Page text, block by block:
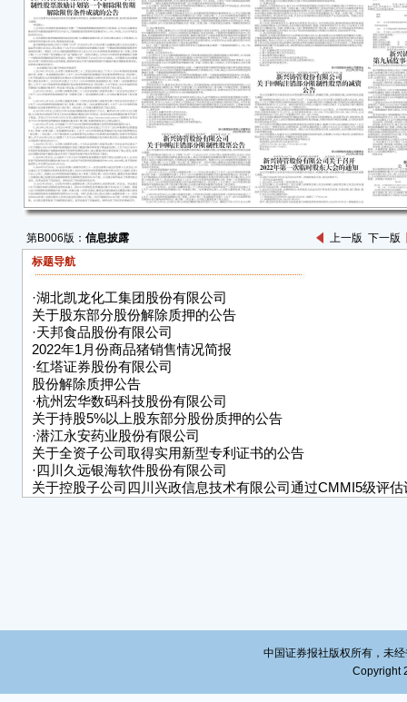
第B006版： 信息披露 上一版 下一版
标题导航
·湖北凯龙化工集团股份有限公司
关于股东部分股份解除质押的公告
·天邦食品股份有限公司
2022年1月份商品猪销售情况简报
·红塔证券股份有限公司
股份解除质押公告
·杭州宏华数码科技股份有限公司
关于持股5%以上股东部分股份质押的公告
·潜江永安药业股份有限公司
关于全资子公司取得实用新型专利证书的公告
· 四川久远银海软件股份有限公司
关于控股子公司四川兴政信息技术有限公司通过CMMI5级评估
审查
称“
市公
行了
释，
门提
公司
求及
回复
公司
核准
通过
中国证券报社版权所有，未
Copyright